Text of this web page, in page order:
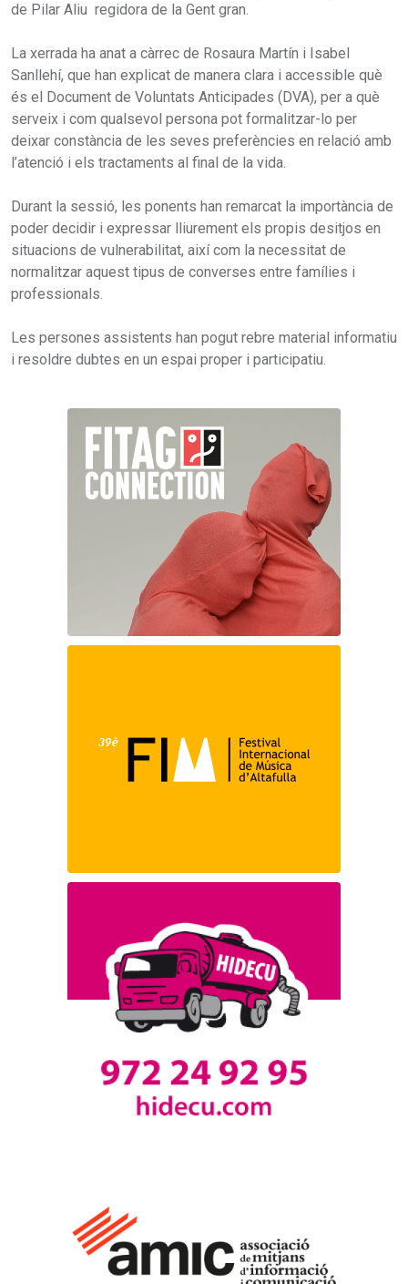
de Pilar Aliu regidora de la Gent gran.
La xerrada ha anat a càrrec de Rosaura Martín i Isabel
Sanllehí, que han explicat de manera clara i accessible què
és el Document de Voluntats Anticipades (DVA), per a què
serveix i com qualsevol persona pot formalitzar-lo per
deixar constància de les seves preferències en relació amb
l’atenció i els tractaments al final de la vida.
Durant la sessió, les ponents han remarcat la importància de
poder decidir i expressar lliurement els propis desitjos en
situacions de vulnerabilitat, així com la necessitat de
normalitzar aquest tipus de converses entre famílies i
professionals.
Les persones assistents han pogut rebre material informatiu
i resoldre dubtes en un espai proper i participatiu.